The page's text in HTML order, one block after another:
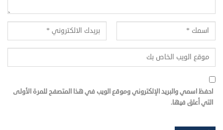
احفظ اسمي والبريد الإلكتروني وموقع الويب في هذا المتصفح للمرة الأولى
التي أعلق فيها.